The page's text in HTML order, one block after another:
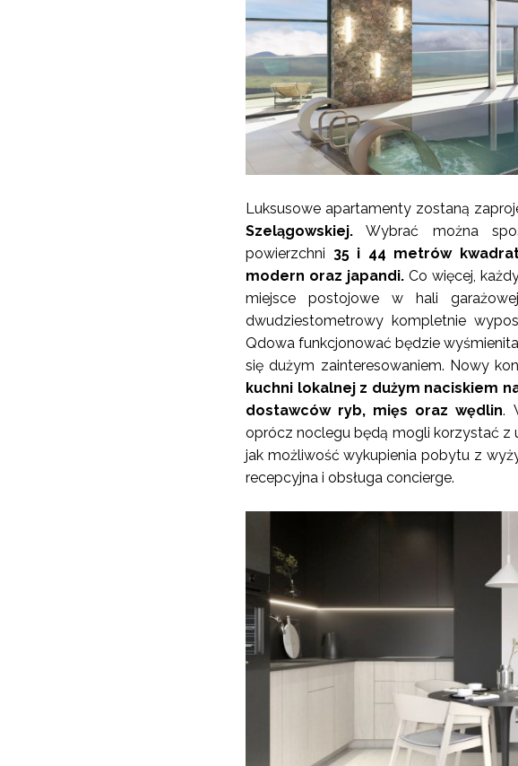
Luksusowe apartamenty zostaną
Szelągowskiej. Wybrać można
powierzchni 35 i 44 metrów
modern oraz japandi. Co więcej,
miejsce postojowe w hali
dwudziestometrowy kompletnie
Qdowa funkcjonować będzie wyśmienita
się dużym zainteresowaniem. Nowy
kuchni lokalnej z dużym naciskiem
dostawców ryb, mięs oraz wędlin.
oprócz noclegu będą mogli korzystać z
jak możliwość wykupienia pobytu z
recepcyjna i obsługa concierge.